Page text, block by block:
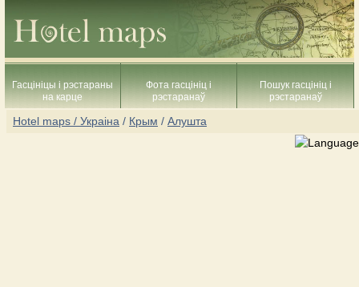
Гасцініцы і рэстараны
на карце
Фота гасцініц і
рэстаранаў
Пошук гасцініц і
рэстаранаў
Hotel maps / Украіна / Крым / Алушта